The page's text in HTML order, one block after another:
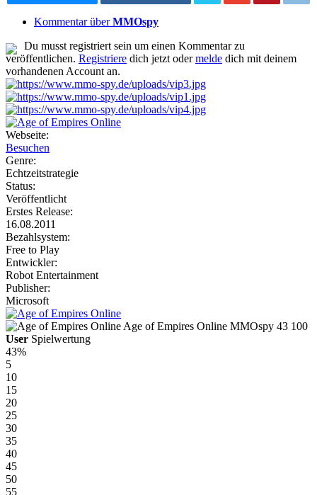
Kommentar überMMOspy
Du musst registriert sein um einen Kommentar zu
veröffentlichen. Registriere dich jetzt odermelde dich mit deinem
vorhandenen Account an.
Webseite:
Besuchen
Genre:
Echtzeitstrategie
Status:
Veröffentlicht
Erstes Release:
16.08.2011
Bezahlsystem:
Free to Play
Entwickler:
Robot Entertainment
Publisher:
Microsoft
Age of Empires Online MMOspy 43 100
User Spielwertung
43%
5
10
15
20
25
30
35
40
45
50
55